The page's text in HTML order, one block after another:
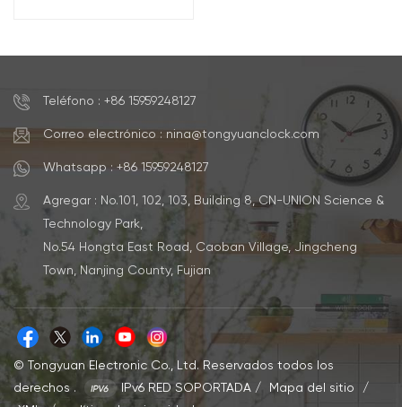
Teléfono : +86 15959248127
Correo electrónico : nina@tongyuanclock.com
Whatsapp : +86 15959248127
Agregar : No.101, 102, 103, Building 8, CN-UNION Science &
Technology Park,
No.54 Hongta East Road, Caoban Village, Jingcheng
Town, Nanjing County, Fujian
© Tongyuan Electronic Co., Ltd. Reservados todos los
derechos .
IPv6 RED SOPORTADA / Mapa del sitio
/